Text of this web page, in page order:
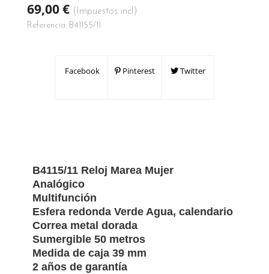
69,00 € (Impuestos incl)
Referencia: B41155/11
Facebook Pinterest Twitter
B4115/11 Reloj Marea Mujer
Analógico
Multifunción
Esfera redonda Verde Agua, calendario
Correa metal dorada
Sumergible 50 metros
Medida de caja 39 mm
2 años de garantía